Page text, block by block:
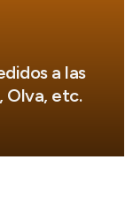
a las
Olva, etc.